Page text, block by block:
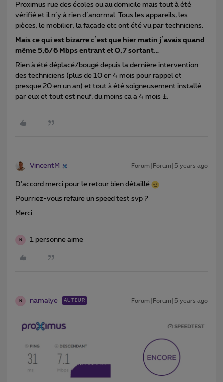
Proximus rue des écoles ou au domicile mais tout à été
vérifié et il n´y à rien d´anormal. Tous les appareils, les
pièces, le mobilier, la façade etc ont été vu par techniciens.
Mais ce qui est bizarre c´est que hier matin j´avais quand
même 5,6/6 Mbps entrant et 0,7 sortant…
Rien à été déplacé/bougé depuis la dernière intervention
des techniciens (plus de 10 en 4 mois pour rappel et
presque 20 en un an) et tout à été soigneusement installé
par eux et tout est neuf, du moins ca a 4 mois ±.
VincentM Forum|Forum|5 years ago
D’accord merci pour le retour bien détaillé
Pourriez-vous refaire un speed test svp ?
Merci
N 1 personne aime
N namalye AUTEUR Forum|Forum|5 years ago